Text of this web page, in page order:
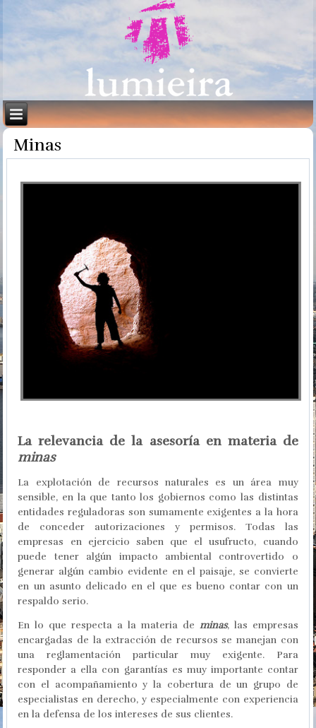
Minas
La relevancia de la asesoría en materia de
minas
La explotación de recursos naturales es un área muy
sensible, en la que tanto los gobiernos como las distintas
entidades reguladoras son sumamente exigentes a la hora
de conceder autorizaciones y permisos. Todas las
empresas en ejercicio saben que el usufructo, cuando
puede tener algún impacto ambiental controvertido o
generar algún cambio evidente en el paisaje, se convierte
en un asunto delicado en el que es bueno contar con un
respaldo serio.
En lo que respecta a la materia de minas, las empresas
encargadas de la extracción de recursos se manejan con
una reglamentación particular muy exigente. Para
responder a ella con garantías es muy importante contar
con el acompañamiento y la cobertura de un grupo de
especialistas en derecho, y especialmente con experiencia
en la defensa de los intereses de sus clientes.